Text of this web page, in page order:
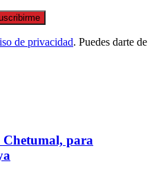
de privacidad. Puedes darte de
para